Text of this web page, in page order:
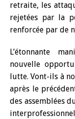
retraite, les
rejetées par la
renforcée par de
L’étonnante
nouvelle
lutte. Vont-ils à
après le
des assemblées